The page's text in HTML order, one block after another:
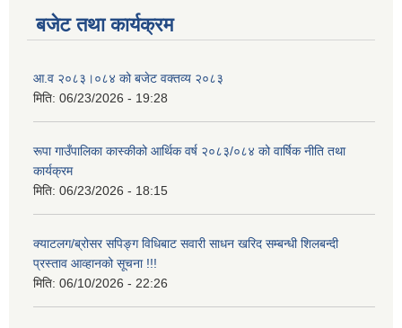
बजेट तथा कार्यक्रम
आ.व २०८३।०८४ को बजेट वक्तव्य २०८३
मिति: 06/23/2026 - 19:28
रूपा गाउँपालिका कास्कीको आर्थिक वर्ष २०८३/०८४ को वार्षिक नीति तथा
कार्यक्रम
मिति: 06/23/2026 - 18:15
क्याटलग/ब्रोसर सपिङ्ग विधिबाट सवारी साधन खरिद सम्बन्धी शिलबन्दी
प्रस्ताव आव्हानको सूचना !!!
मिति: 06/10/2026 - 22:26